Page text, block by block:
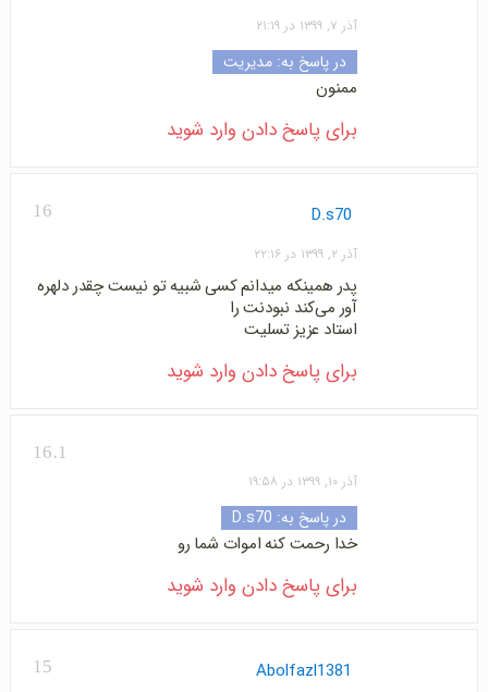
آذر ۷, ۱۳۹۹ در ۲۱:۱۹
در پاسخ به: مدیریت
ممنون
برای پاسخ دادن وارد شوید
16 D.s70
آذر ۲, ۱۳۹۹ در ۲۲:۱۶
پدر همینکه میدانم کسی شبیه تو نیست چقدر دلهره
آور می‌کند نبودنت را
استاد عزیز تسلیت
برای پاسخ دادن وارد شوید
16.1
آذر ۱۰, ۱۳۹۹ در ۱۹:۵۸
در پاسخ به: D.s70
خدا رحمت کنه اموات شما رو
برای پاسخ دادن وارد شوید
15 Abolfazl1381